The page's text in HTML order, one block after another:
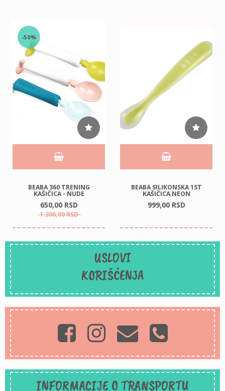
-50%
BEABA 360 TRENING
KAŠIČICA - NUDE
650,00 RSD
1.300,00RSD
BEABA SILIKONSKA 1ST
KAŠIČICA NEON
999,00 RSD
USLOVI
KORIŠĆENJA
INFORMACIJE O TRANSPORTU